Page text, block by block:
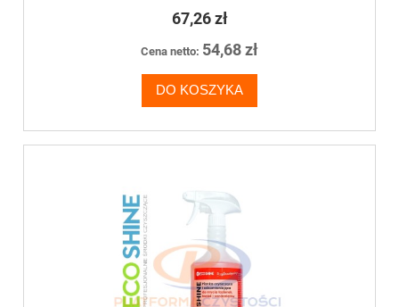
67,26 zł
Cena netto: 54,68 zł
DO KOSZYKA